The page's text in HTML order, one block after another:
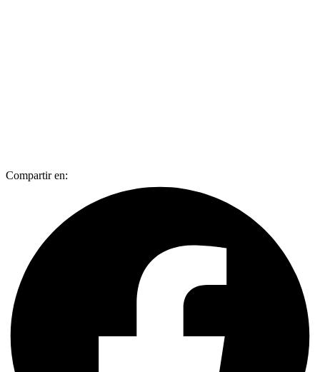
Compartir en: